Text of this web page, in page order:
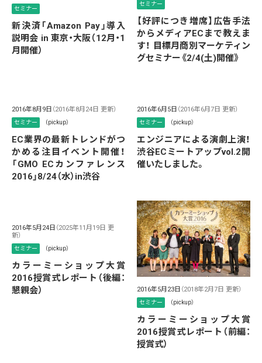
セミナー
新決済「Amazon Pay」導入
説明会 in 東京・大阪（12月・1
月開催）
セミナー
【好評につき増席】広告手法
からメディアECまで教えま
す！ 目標月商別マーケティン
グセミナー《2/4(土)開催》
2016年8月9日 （2016年8月24日 更新）
セミナー （pickup）
EC業界の最新トレンドがつ
かめる注目イベント開催！
「GMO ECカンファレンス
2016」8/24（水）in渋谷
2016年6月5日 （2016年6月7日 更新）
セミナー （pickup）
エンジニアによる演劇上演！
渋谷ECミートアップvol.2開
催いたしました。
2016年5月24日 （2025年11月19日 更
新）
セミナー （pickup）
カラーミーショップ大賞
2016授賞式レポート（後編：
懇親会）
2016年5月23日 （2018年2月7日 更新）
セミナー （pickup）
カラーミーショップ大賞
2016授賞式レポート（前編：
授賞式）